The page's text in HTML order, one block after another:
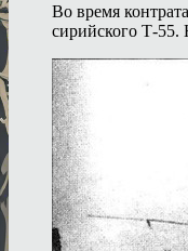
Во время
сирийского Т-55.